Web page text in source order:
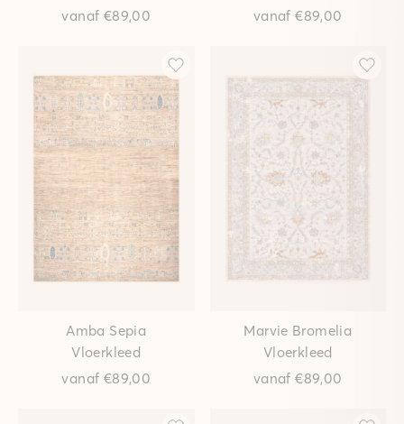
vanaf €89,00
vanaf€89,00
Amba Sepia
Vloerkleed
vanaf €89,00
Marvie Bromelia
Vloerkleed
vanaf€89,00